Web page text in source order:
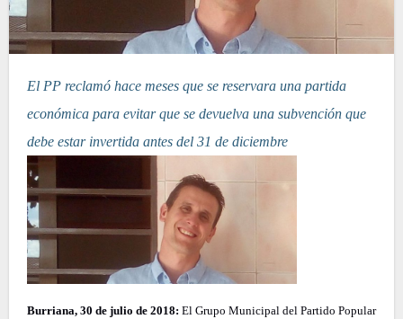
El PP reclamó hace meses que se reservara una partida
económica para evitar que se devuelva una subvención que
debe estar invertida antes del 31 de diciembre
Burriana, 30 de julio de 2018:El Grupo Municipal del Partido Popular